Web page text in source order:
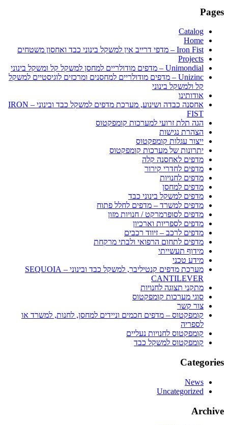
Pages
Catalog
Home
Iron Fist – מדפי דרייב אין למשקל בינוני כבד ואחסון משטחים
Projects
Unimondial – מדפים מודולריים למחסן למשקל קל ומשקל בינוני
Unizinc – מדפים מודולריים למחסנים ומרכזים לוגיסטיים למשקל
קל ולמשקל בינוני
אודותינו
אחסנה כבדה ושינוע, מערכת מדפים למשקל כבד ובינוני – IRON
FIST
הגה תלת זרועי למערכות קומפקטוס
הצהרת נגישות
ייצור עגלות קומפקטוס
יתרונות של מערכות קומפקטוס
מדפים לאחסנה קלה
מדפים לחדרי קירור
מדפים לחנויות
מדפים למחסן
מדפים למשקל בינוני כבד
מדפים למשרד – מדפים לחלל פתוח
מדפים לסופרמרקט / חנויות מזון
מדפים לספריות וארכיון
מדפים לרכב – זיווד רכבים
מדפים לתחום הרפואי ולבתי מרקחת
מידוף תעשייתי
מידע טכני
מערכת מדפים קנטיליבר, למשקל כבד ובינוני – SEQUOIA
CANTILEVER
מתקני תצוגה לחנויות
סוגי מערכות קומפקטוס
צור קשר
קומפקטוס – מדפים חכמים וניידים למחסן, לחנות, למשרד או
לספריה
קומפקטוס לחנויות נעליים
קומפקטוס למשקל כבד
Categories
News
Uncategorized
Archive